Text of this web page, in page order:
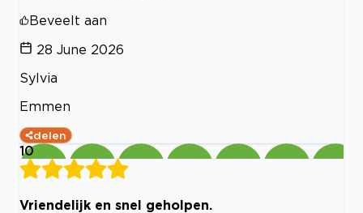
Beveelt aan
28 June 2026
Sylvia
Emmen
delen
10
Vriendelijk en snel geholpen.